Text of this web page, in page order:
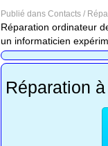
Publié dans Contacts /
Réparation ordinateur
un informaticien
Réparation